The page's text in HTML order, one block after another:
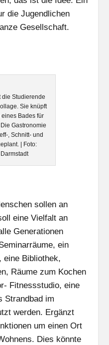
die Jugendlichen
Gesellschaft.
die Studierende
Sie knüpft
Bades für
Gastronomie
, Schnitt- und
| Foto:
sollen an
eine Vielfalt an
Generationen
ein
eine Bibliothek,
Räume zum Kochen
Fitnessstudio, eine
Strandbad im
werden. Ergänzt
um einen Ort
Dies könnte